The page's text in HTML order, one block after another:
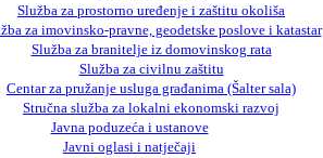
Služba za prostorno uređenje i zaštitu okoliša
za imovinsko-pravne, geodetske poslove i katastar
Služba za branitelje iz domovinskog rata
Služba za civilnu zaštitu
Centar za pružanje usluga građanima (Šalter sala)
Stručna služba za lokalni ekonomski razvoj
Javna poduzeća i ustanove
Javni oglasi i natječaji